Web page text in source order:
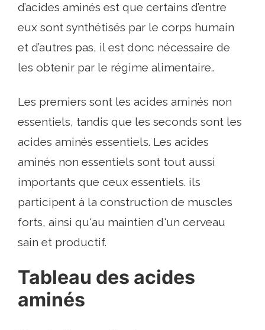
d’acides aminés est que certains d’entre
eux sont synthétisés par le corps humain
et d’autres pas, il est donc nécessaire de
les obtenir par le régime alimentaire..
Les premiers sont les acides aminés non
essentiels, tandis que les seconds sont les
acides aminés essentiels. Les acides
aminés non essentiels sont tout aussi
importants que ceux essentiels. ils
participent à la construction de muscles
forts, ainsi qu'au maintien d'un cerveau
sain et productif.
Tableau des acides
aminés